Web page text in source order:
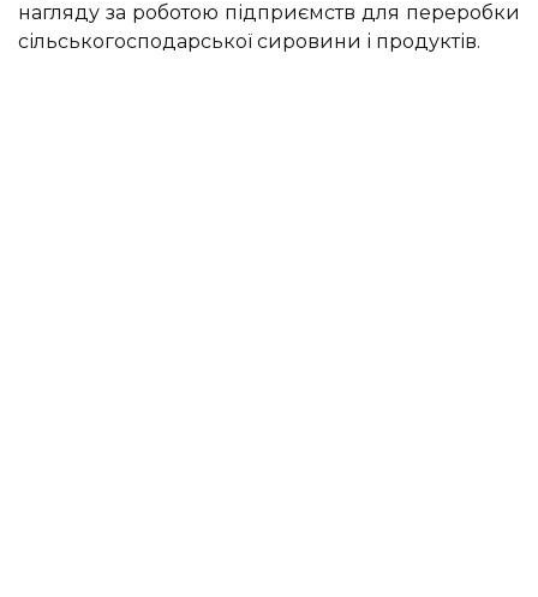
нагляду за роботою підприємств для переробки
сільськогосподарської сировини і продуктів.